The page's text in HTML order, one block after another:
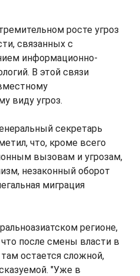
росте угроз
связанных с
информационно-
В этой связи
виду угроз.
секретарь
что, кроме всего
вызовам и угрозам,
незаконный оборот
миграция
регионе,
после смены власти в
остается сложной,
"Уже в